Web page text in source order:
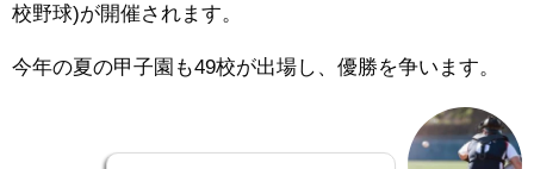
校野球)が開催されます。
今年の夏の甲子園も49校が出場し、優勝を争います。